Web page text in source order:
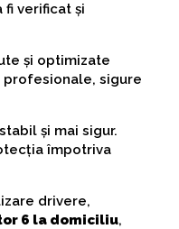
fi verificat și
și optimizate
profesionale, sigure
și mai sigur.
împotriva
drivere,
6 la domiciliu,